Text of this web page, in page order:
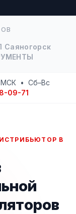
Саяногорск
МСК • Сб–Вс
09-71
В